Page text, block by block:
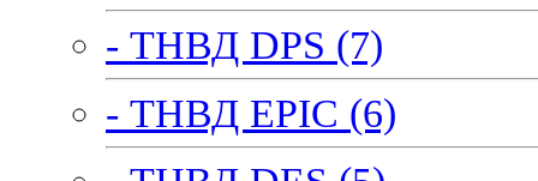
- ТНВД DPS (7)
- ТНВД EPIC (6)